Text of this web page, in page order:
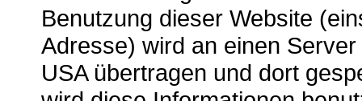
Benutzung dieser Website
Adresse) wird an einen
USA übertragen und dort